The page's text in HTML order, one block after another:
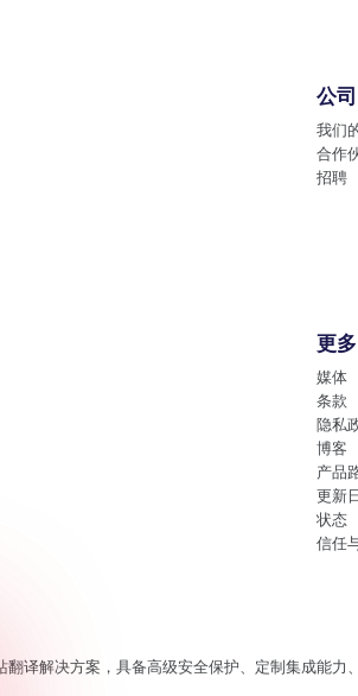
公司
我们
合作
招聘
更多
媒体
条款
隐私
博客
产品
更新
状态
信任
翻译解决方案，具备高级安全保护、定制集成能力